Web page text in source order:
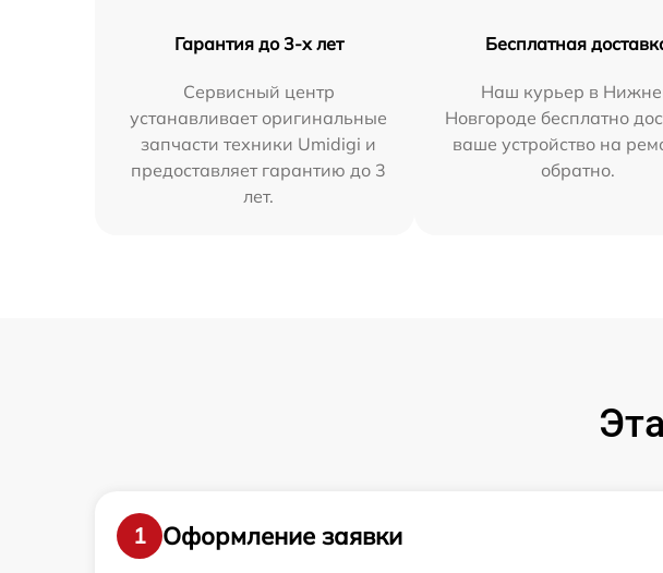
Гарантия до 3-х лет
Сервисный центр
устанавливает оригинальные
запчасти техники Umidigi и
предоставляет гарантию до 3
лет.
Бесплатная
Наш курьер в
Новгороде бесплатно
ваше устройство на
обратно.
1
Оформление заявки